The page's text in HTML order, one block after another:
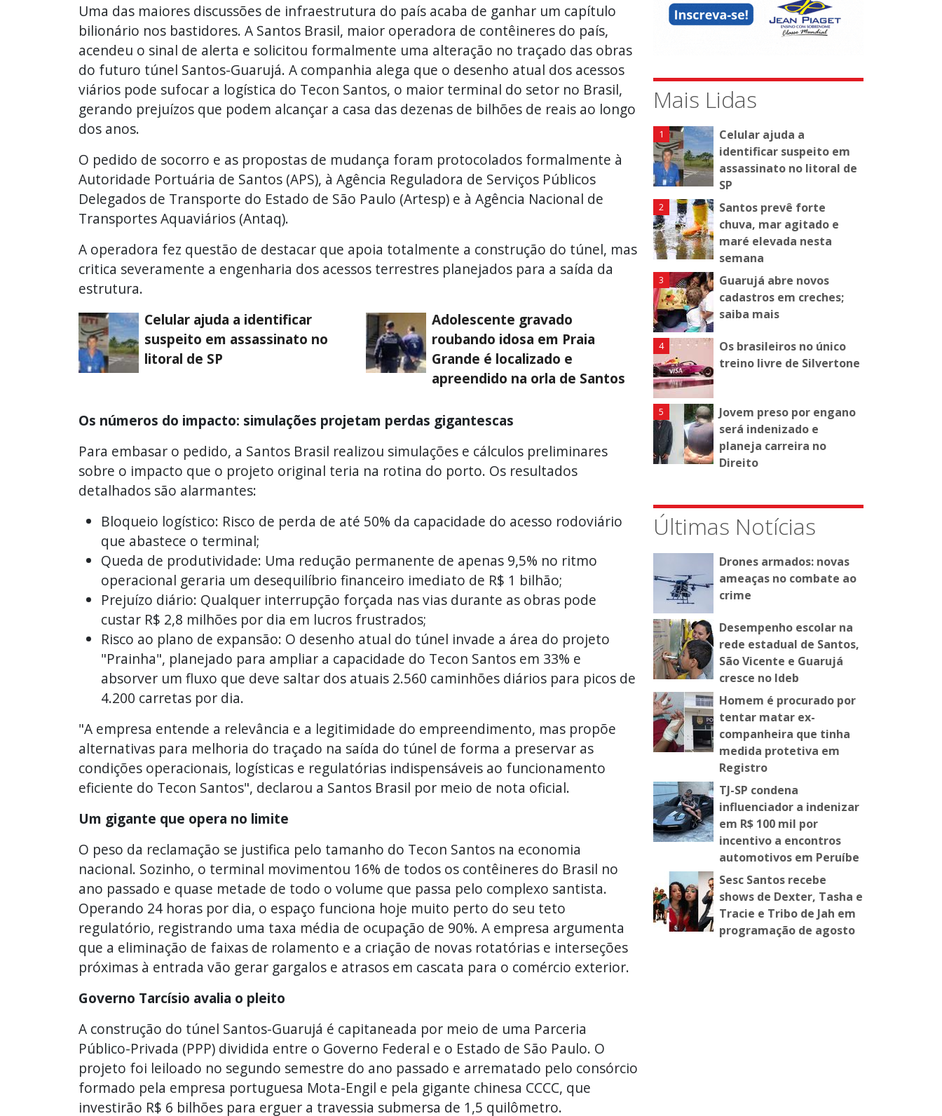
Uma das maiores discussões de infraestrutura do país acaba de ganhar um capítulo
bilionário nos bastidores. A Santos Brasil, maior operadora de contêineres do país,
acendeu o sinal de alerta e solicitou formalmente uma alteração no traçado das obras
do futuro túnel Santos-Guarujá. A companhia alega que o desenho atual dos acessos
viários pode sufocar a logística do Tecon Santos, o maior terminal do setor no Brasil,
gerando prejuízos que podem alcançar a casa das dezenas de bilhões de reais ao longo
dos anos.
O pedido de socorro e as propostas de mudança foram protocolados formalmente à
Autoridade Portuária de Santos (APS), à Agência Reguladora de Serviços Públicos
Delegados de Transporte do Estado de São Paulo (Artesp) e à Agência Nacional de
Transportes Aquaviários (Antaq).
A operadora fez questão de destacar que apoia totalmente a construção do túnel, mas
critica severamente a engenharia dos acessos terrestres planejados para a saída da
estrutura.
Celular ajuda a identificar
suspeito em assassinato no
litoral de SP
Adolescente gravado
roubando idosa em Praia
Grande é localizado e
apreendido na orla de Santos
Os números do impacto: simulações projetam perdas gigantescas
Para embasar o pedido, a Santos Brasil realizou simulações e cálculos preliminares
sobre o impacto que o projeto original teria na rotina do porto. Os resultados
detalhados são alarmantes:
Bloqueio logístico: Risco de perda de até 50% da capacidade do acesso rodoviário
que abastece o terminal;
Queda de produtividade: Uma redução permanente de apenas 9,5% no ritmo
operacional geraria um desequilíbrio financeiro imediato de R$ 1 bilhão;
Prejuízo diário: Qualquer interrupção forçada nas vias durante as obras pode
custar R$ 2,8 milhões por dia em lucros frustrados;
Risco ao plano de expansão: O desenho atual do túnel invade a área do projeto
"Prainha", planejado para ampliar a capacidade do Tecon Santos em 33% e
absorver um fluxo que deve saltar dos atuais 2.560 caminhões diários para picos de
4.200 carretas por dia.
"A empresa entende a relevância e a legitimidade do empreendimento, mas propõe
alternativas para melhoria do traçado na saída do túnel de forma a preservar as
condições operacionais, logísticas e regulatórias indispensáveis ao funcionamento
eficiente do Tecon Santos", declarou a Santos Brasil por meio de nota oficial.
Um gigante que opera no limite
O peso da reclamação se justifica pelo tamanho do Tecon Santos na economia
nacional. Sozinho, o terminal movimentou 16% de todos os contêineres do Brasil no
ano passado e quase metade de todo o volume que passa pelo complexo santista.
Operando 24 horas por dia, o espaço funciona hoje muito perto do seu teto
regulatório, registrando uma taxa média de ocupação de 90%. A empresa argumenta
que a eliminação de faixas de rolamento e a criação de novas rotatórias e interseções
próximas à entrada vão gerar gargalos e atrasos em cascata para o comércio exterior.
Governo Tarcísio avalia o pleito
A construção do túnel Santos-Guarujá é capitaneada por meio de uma Parceria
Público-Privada (PPP) dividida entre o Governo Federal e o Estado de São Paulo. O
projeto foi leiloado no segundo semestre do ano passado e arrematado pelo consórcio
formado pela empresa portuguesa Mota-Engil e pela gigante chinesa CCCC, que
investirão R$ 6 bilhões para erguer a travessia submersa de 1,5 quilômetro.
Mais Lidas
Celular ajuda a
identificar suspeito em
assassinato no litoral de
SP
Santos prevê forte
chuva, mar agitado e
maré elevada nesta
semana
Guarujá abre novos
cadastros em creches;
saiba mais
Os brasileiros no único
treino livre de Silvertone
Jovem preso por engano
será indenizado e
planeja carreira no
Direito
Últimas Notícias
Drones armados: novas
ameaças no combate ao
crime
Desempenho escolar na
rede estadual de Santos,
São Vicente e Guarujá
cresce no Ideb
Homem é procurado por
tentar matar ex-
companheira que tinha
medida protetiva em
Registro
TJ-SP condena
influenciador a indenizar
em R$ 100 mil por
incentivo a encontros
automotivos em Peruíbe
Sesc Santos recebe
shows de Dexter, Tasha e
Tracie e Tribo de Jah em
programação de agosto